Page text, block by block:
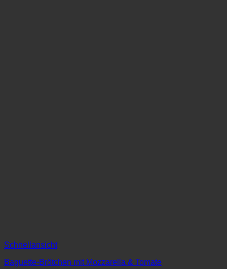
Schnellansicht
Baguette-Brötchen mit Mozzarella & Tomate